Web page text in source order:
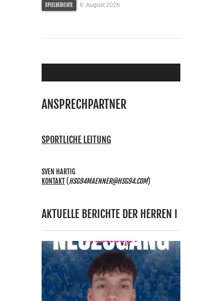
SPIELBERICHTE 6. August 2026
ANSPRECHPARTNER
SPORTLICHE LEITUNG
SVEN HARTIG
KONTAKT(HSG94MAENNER@HSG94.COM)
AKTUELLE BERICHTE DER HERREN I